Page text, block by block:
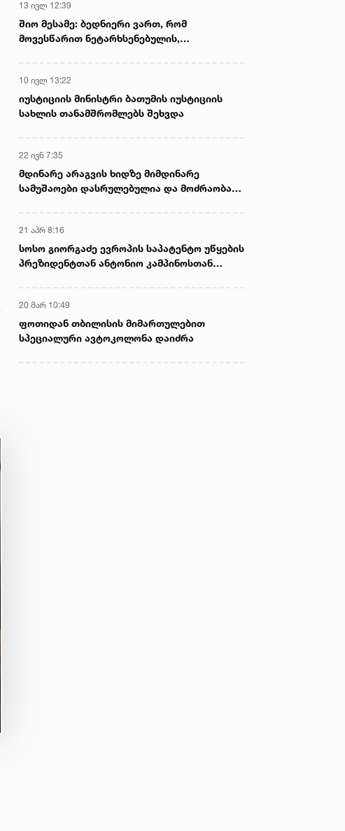
13 ივლ 12:39
შიო მესამე: ბედნიერი ვართ, რომ
მოვესწარით ნეტარხსენებულის,
10 ივლ 13:22
იუსტიციის მინისტრი ბათუმის იუსტიციის
სახლის თანამშრომლებს შეხვდა
22 ივნ 7:35
მდინარე არაგვის ხიდზე მიმდინარე
სამუშაოები დასრულებულია და მოძრაობა
21 აპრ 8:16
სოსო გიორგაძე ევროპის საპატენტო უწყების
პრეზიდენტთან ანტონიო კამპინოსთან
20 მარ 10:49
ფოთიდან თბილისის მიმართულებით
სპეციალური ავტოკოლონა დაიძრა